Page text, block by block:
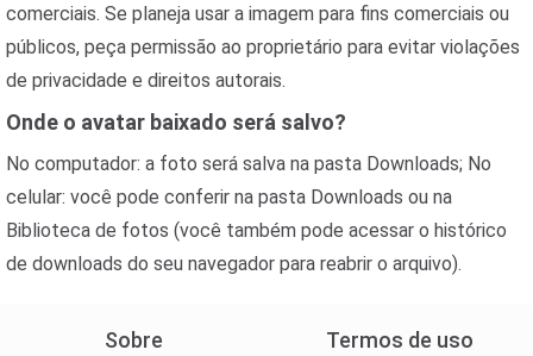
comerciais. Se planeja usar a imagem para fins comerciais ou
públicos, peça permissão ao proprietário para evitar violações
de privacidade e direitos autorais.
Onde o avatar baixado será salvo?
No computador: a foto será salva na pasta Downloads; No
celular: você pode conferir na pasta Downloads ou na
Biblioteca de fotos (você também pode acessar o histórico
de downloads do seu navegador para reabrir o arquivo).
Sobre Termos de uso